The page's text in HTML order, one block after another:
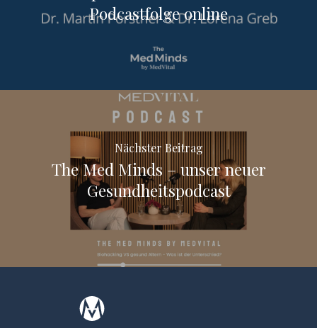
Podcastfolge online
Nächster Beitrag
The Med Minds – unser neuer
Gesundheitspodcast